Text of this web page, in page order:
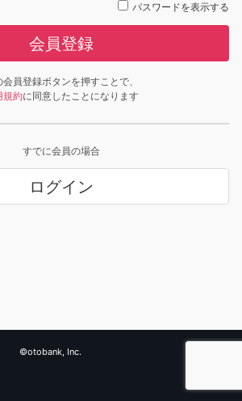
パスワードを表示する
会員登録
会員登録ボタンを押すことで、
規約に同意したことになります
すでに会員の場合
ログイン
©otobank, Inc.